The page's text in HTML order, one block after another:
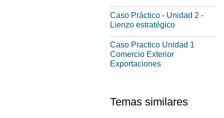
Caso Práctico - Unidad 2 -
Lienzo estratégico
Caso Practico Unidad 1
Comercio Exterior
Exportaciones
Temas similares